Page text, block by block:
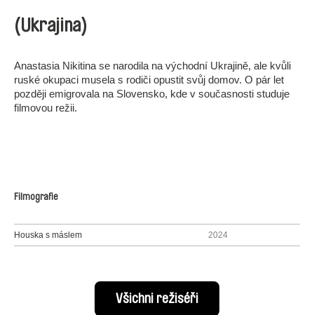
(Ukrajina)
Anastasia Nikitina se narodila na východní Ukrajině, ale kvůli
ruské okupaci musela s rodiči opustit svůj domov. O pár let
později emigrovala na Slovensko, kde v současnosti studuje
filmovou režii.
Filmografie
Houska s máslem 2024
Všichni režiséři